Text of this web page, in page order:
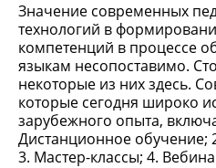
Значение современных
технологий в
компетенций в процессе
языкам несопоставимо.
некоторые из них здесь.
которые сегодня широко
зарубежного опыта,
Дистанционное
3. Мастер-классы; 4.